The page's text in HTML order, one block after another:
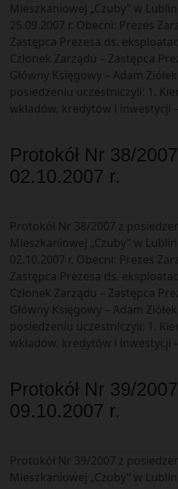
Mieszkaniowej „Czuby” w
25.09.2007 r. Obecni: Prezes
Zastępca Prezesa ds.
Członek Zarządu – Zastępca
Główny Księgowy – Adam
posiedzeniu uczestniczyli: 1.
wkładów, kredytów i inwestycji
Protokół Nr 38/
02.10.2007 r.
Protokół Nr 38/2007 z
Mieszkaniowej „Czuby” w
02.10.2007 r. Obecni: Prezes
Zastępca Prezesa ds.
Członek Zarządu – Zastępca
Główny Księgowy – Adam
posiedzeniu uczestniczyli: 1.
wkładów, kredytów i inwestycji
Protokół Nr 39/
09.10.2007 r.
Protokół Nr 39/2007 z
Mieszkaniowej „Czuby” w